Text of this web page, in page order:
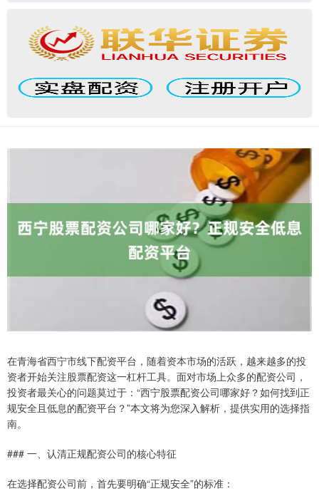
在青海省西宁市线下配资平台，随着资本市场的活跃，越来越多的投
资者开始关注股票配资这一杠杆工具。面对市场上众多的配资公司，
投资者最关心的问题莫过于：“西宁股票配资公司哪家好？如何找到正
规安全且低息的配资平台？”本文将为您深入解析，提供实用的选择指
南。
### 一、认清正规配资公司的核心特征
在选择配资公司前，首先要明确“正规安全”的标准：